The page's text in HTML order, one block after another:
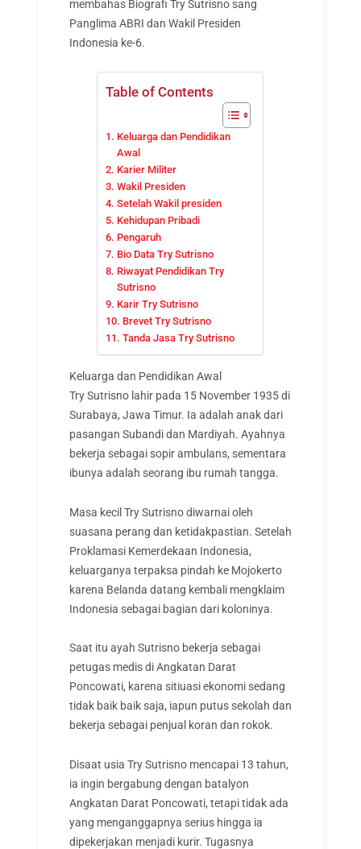
membahas Biografi Try Sutrisno sang
Panglima ABRI dan Wakil Presiden
Indonesia ke-6.
Table of Contents
Keluarga dan Pendidikan
Awal
Karier Militer
Wakil Presiden
Setelah Wakil presiden
Kehidupan Pribadi
Pengaruh
Bio Data Try Sutrisno
Riwayat Pendidikan Try
Sutrisno
Karir Try Sutrisno
Brevet Try Sutrisno
Tanda Jasa Try Sutrisno
Keluarga dan Pendidikan Awal
Try Sutrisno lahir pada 15 November 1935 di
Surabaya, Jawa Timur. Ia adalah anak dari
pasangan Subandi dan Mardiyah. Ayahnya
bekerja sebagai sopir ambulans, sementara
ibunya adalah seorang ibu rumah tangga.
Masa kecil Try Sutrisno diwarnai oleh
suasana perang dan ketidakpastian. Setelah
Proklamasi Kemerdekaan Indonesia,
keluarganya terpaksa pindah ke Mojokerto
karena Belanda datang kembali mengklaim
Indonesia sebagai bagian dari koloninya.
Saat itu ayah Sutrisno bekerja sebagai
petugas medis di Angkatan Darat
Poncowati, karena sitiuasi ekonomi sedang
tidak baik baik saja, iapun putus sekolah dan
bekerja sebagai penjual koran dan rokok.
Disaat usia Try Sutrisno mencapai 13 tahun,
ia ingin bergabung dengan batalyon
Angkatan Darat Poncowati, tetapi tidak ada
yang menganggapnya serius hingga ia
dipekerjakan menjadi kurir. Tugasnya